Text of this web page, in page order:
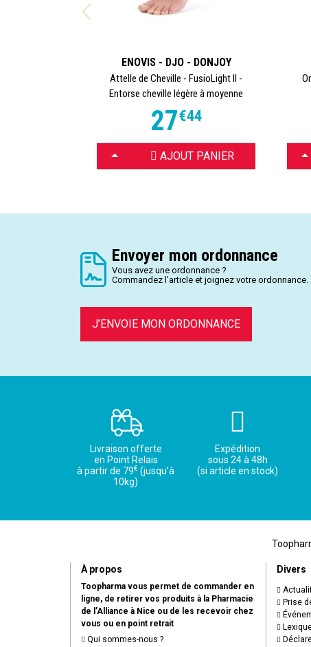
ENOVIS - DJO - DONJOY
Attelle de Cheville - FusioLight II -
Entorse cheville légère à moyenne
27€44
CHOISIR AJOUT PANIER
Envoyer mon ordonnance
Vous avez une ordonnance ?
Commandez l’article et joignez votre ordonnance.
J’ENVOIE MON ORDONNANCE
Livraison offerte
en Point Relais
à partir de 79€ (jusqu’à
10kg)
Expédition
sous 24 à 48h
(si article en stock)
À propos
Toopharma vous permet de commander en
ligne, de retirer vos produits à la Pharmacie
de l’Alliance à Nice ou de les recevoir chez
vous ou en point retrait
Qui sommes-nous ?
Divers
Prise